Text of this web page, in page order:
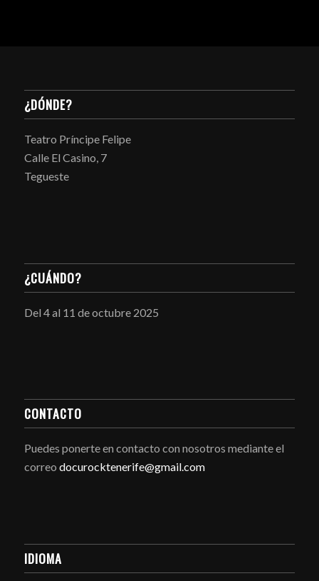
¿DÓNDE?
Teatro Príncipe Felipe
Calle El Casino, 7
Tegueste
¿CUÁNDO?
Del 4 al 11 de octubre 2025
CONTACTO
Puedes ponerte en contacto con nosotros mediante el
correo docurocktenerife@gmail.com
IDIOMA